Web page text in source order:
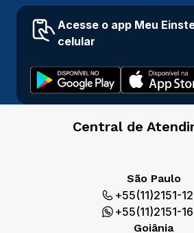
Acesse o app Meu
celular
Central de
São Paulo
+55(11)2151-
+55(11)2151-
Goiânia